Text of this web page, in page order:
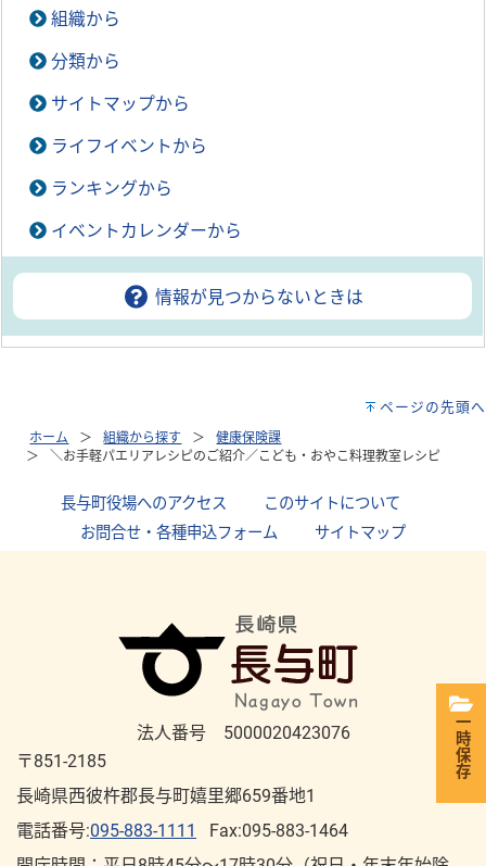
組織から
分類から
サイトマップから
ライフイベントから
ランキングから
イベントカレンダーから
情報が見つからないときは
ページの先頭へ
ホーム 組織から探す
健康保険課
＼お手軽パエリアレシピのご紹介／こども・おやこ料理教室レシピ
長与町役場へのアクセス このサイトについて
お問合せ・各種申込フォーム
サイトマップ
法人番号 5000020423076
〒851-2185
長崎県西彼杵郡長与町嬉里郷659番地1
電話番号:095-883-1111
Fax:095-883-1464
一時保存